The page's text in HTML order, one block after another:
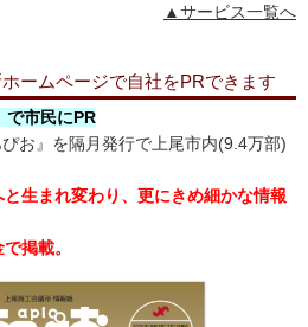
▲サービス一覧へ
ームページで自社をPRできます
で市民にPR
お』を隔月発行で上尾市内(9.4万部)
生まれ変わり、更にきめ細かな情報
掲載。